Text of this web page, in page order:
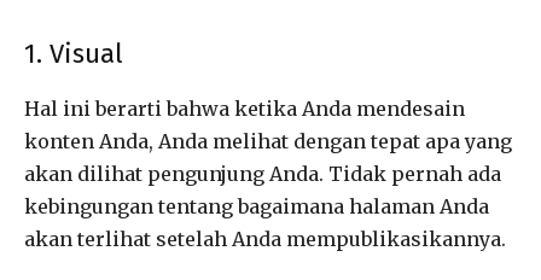
1. Visual
Hal ini berarti bahwa ketika Anda mendesain
konten Anda, Anda melihat dengan tepat apa yang
akan dilihat pengunjung Anda. Tidak pernah ada
kebingungan tentang bagaimana halaman Anda
akan terlihat setelah Anda mempublikasikannya.